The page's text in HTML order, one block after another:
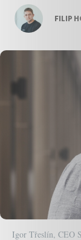
FILIP
Igor Třeslín, CEO